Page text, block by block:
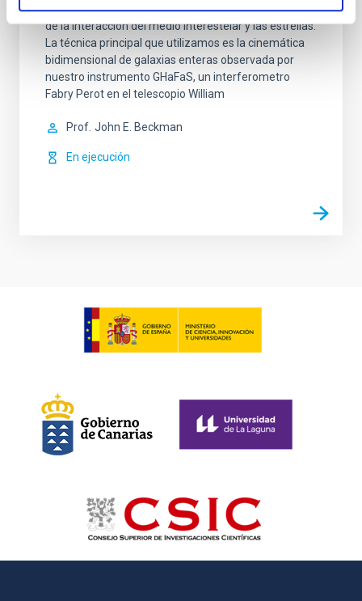
evolución de las galaxias mediante el entendimiento
de la interacción del medio interestelar y las estrellas.
La técnica principal que utilizamos es la cinemática
bidimensional de galaxias enteras observada por
nuestro instrumento GHaFaS, un interferometro
Fabry Perot en el telescopio William
Prof. John E. Beckman
En ejecución